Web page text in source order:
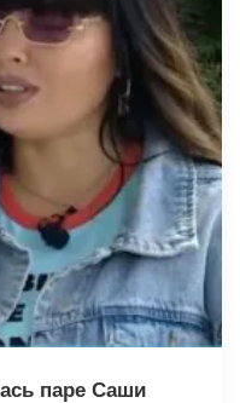
паре Саши